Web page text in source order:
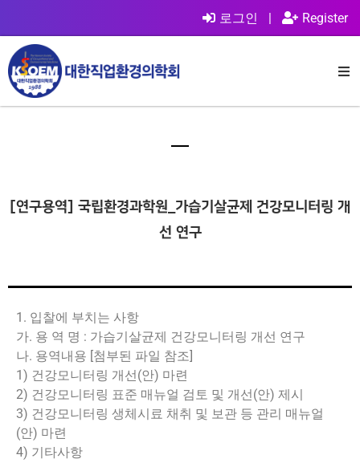
로그인 | Register
[연구용역] 국립환경과학원_가습기살균제 건강모니터링 개
선 연구
1. 입찰에 부치는 사항
가. 용 역 명 : 가습기살균제 건강모니터링 개선 연구
나. 용역내용 [첨부된 파일 참조]
1) 건강모니터링 개선(안) 마련
2) 건강모니터링 표준 매뉴얼 검토 및 개선(안) 제시
3) 건강모니터링 생체시료 채취 및 보관 등 관리 매뉴얼
(안) 마련
4) 기타사항